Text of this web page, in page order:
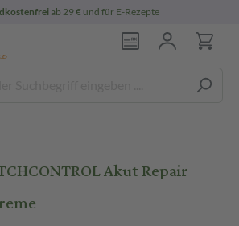
ab 29 € und für E-Rezepte
Akut Repair